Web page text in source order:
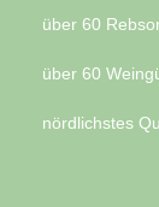
über 60
über 60
nördlichstes